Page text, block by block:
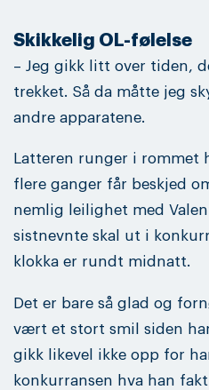
Skikkelig OL-følelse
– Jeg gikk litt over tiden,
trekket. Så da måtte jeg
andre apparatene.
Latteren runger i rommet
flere ganger får beskjed
nemlig leilighet med
sistnevnte skal ut i
klokka er rundt midnatt.
Det er bare så glad og
vært et stort smil siden
gikk likevel ikke opp for
konkurransen hva han